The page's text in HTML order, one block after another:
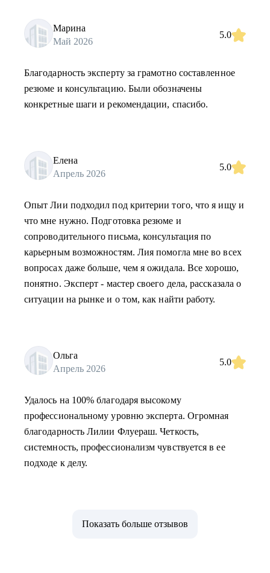
Марина
Май 2026
5.0
Благодарность эксперту за грамотно составленное
резюме и консультацию. Были обозначены
конкретные шаги и рекомендации, спасибо.
Елена
Апрель 2026
5.0
Опыт Лии подходил под критерии того, что я ищу и
что мне нужно. Подготовка резюме и
сопроводительного письма, консультация по
карьерным возможностям. Лия помогла мне во всех
вопросах даже больше, чем я ожидала. Все хорошо,
понятно. Эксперт - мастер своего дела, рассказала о
ситуации на рынке и о том, как найти работу.
Ольга
Апрель 2026
5.0
Удалось на 100% благодаря высокому
профессиональному уровню эксперта. Огромная
благодарность Лилии Флуераш. Четкость,
системность, профессионализм чувствуется в ее
подходе к делу.
Показать больше отзывов